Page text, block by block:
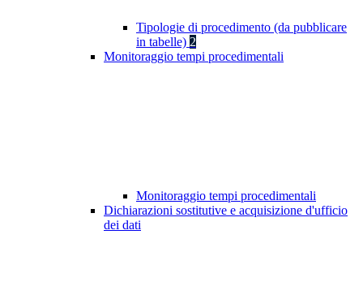
Tipologie di procedimento (da pubblicare
in tabelle) 2
Monitoraggio tempi procedimentali
Monitoraggio tempi procedimentali
Dichiarazioni sostitutive e acquisizione d'ufficio
dei dati